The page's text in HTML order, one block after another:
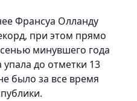
Франсуа Олланду
при этом прямо
минувшего года
до отметки 13
было за все время